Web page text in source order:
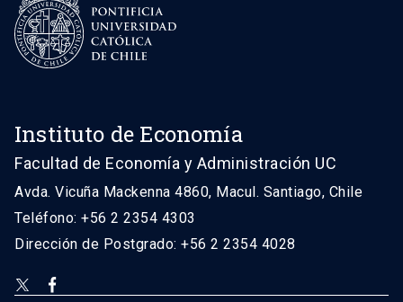
Instituto de Economía
Facultad de Economía y Administración UC
Avda. Vicuña Mackenna 4860, Macul. Santiago, Chile
Teléfono: +56 2 2354 4303
Dirección de Postgrado: +56 2 2354 4028